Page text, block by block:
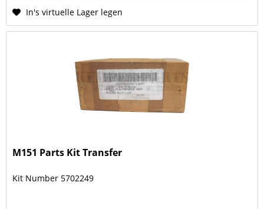
In's virtuelle Lager legen
M151 Parts Kit Transfer
Kit Number 5702249